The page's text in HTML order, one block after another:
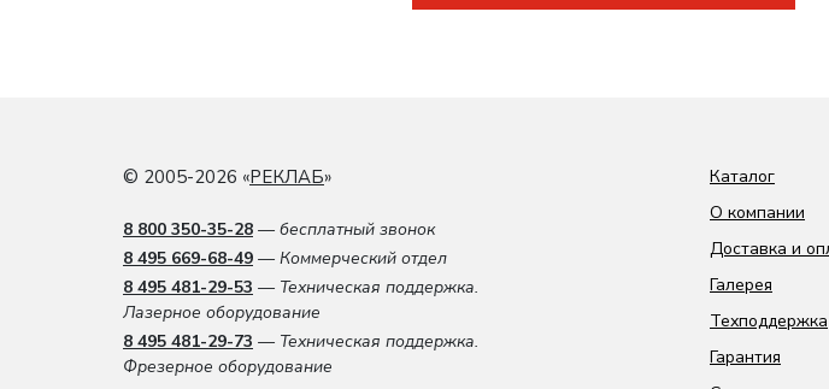
© 2005-2026 «РЕКЛАБ»
8 800 350-35-28 — бесплатный звонок
8 495 669-68-49 — Коммерческий отдел
8 495 481-29-53 — Техническая поддержка.
Лазерное оборудование
8 495 481-29-73 — Техническая поддержка.
Фрезерное оборудование
Каталог
О компании
Доставка и
Галерея
Техподдержка
Гарантия